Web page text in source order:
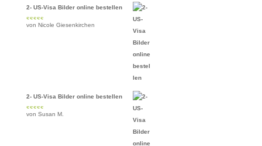
2- US-Visa Bilder online bestellen
Bewertet mit
von Nicole Giesenkirchen
2- US-Visa Bilder online bestellen
Bewertet mit
von Susan M.